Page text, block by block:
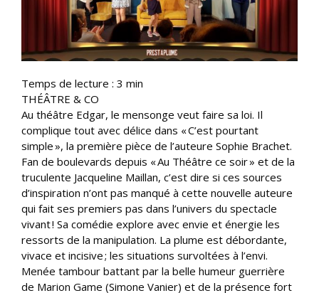
Temps de lecture : 3 min
THÉÂTRE & CO
Au théâtre Edgar, le mensonge veut faire sa loi. Il
complique tout avec délice dans « C’est pourtant
simple », la première pièce de l’auteure Sophie Brachet.
Fan de boulevards depuis « Au Théâtre ce soir » et de la
truculente Jacqueline Maillan, c’est dire si ces sources
d’inspiration n’ont pas manqué à cette nouvelle auteure
qui fait ses premiers pas dans l’univers du spectacle
vivant ! Sa comédie explore avec envie et énergie les
ressorts de la manipulation. La plume est débordante,
vivace et incisive ; les situations survoltées à l’envi.
Menée tambour battant par la belle humeur guerrière
de Marion Game (Simone Vanier) et de la présence fort